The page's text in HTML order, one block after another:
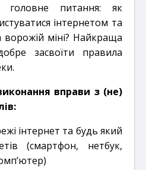
головне питання: як
інтернетом та
ворожій міні? Найкраща
засвоїти правила
.
вправи з (не)
інтернет та будь який
(смартфон, нетбук,